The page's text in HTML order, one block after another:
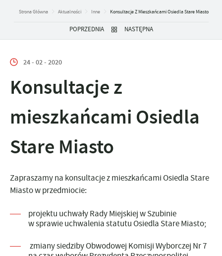
Strona Główna Aktualności Inne Konsultacje Z Mieszkańcami Osiedla Stare Miasto
POPRZEDNIA NASTĘPNA
24 - 02 - 2020
Konsultacje z
mieszkańcami Osiedla
Stare Miasto
Zapraszamy na konsultacje z mieszkańcami Osiedla Stare
Miasto w przedmiocie:
projektu uchwały Rady Miejskiej w Szubinie
w sprawie uchwalenia statutu Osiedla Stare Miasto;
zmiany siedziby Obwodowej Komisji Wyborczej Nr 7